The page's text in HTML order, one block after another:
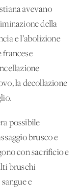
avevano
della
e l’abolizione
francese
la decollazione
possibile
brusco e
con sacrificio e
bruschi
e